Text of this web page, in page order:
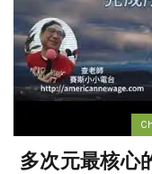
多次元最核心